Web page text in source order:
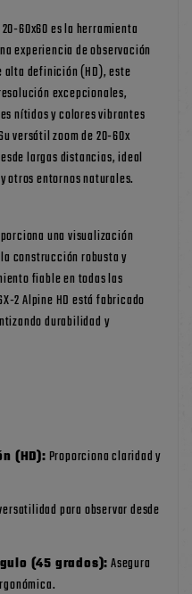
60x60 es la herramienta
experiencia de observación
alta definición (HD), este
excepcionales,
nítidos y colores vibrantes
versátil zoom de 20-60x
largas distancias, ideal
otros entornos naturales.
una visualización
construcción robusta y
fiable en todas las
2 Alpine HD está fabricado
durabilidad y
(HD): Proporciona claridad y
para observar desde
(45 grados):Asegura